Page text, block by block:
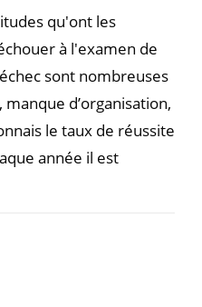
qu'ont les
à l'examen de
sont nombreuses
d’organisation,
le taux de réussite
année il est